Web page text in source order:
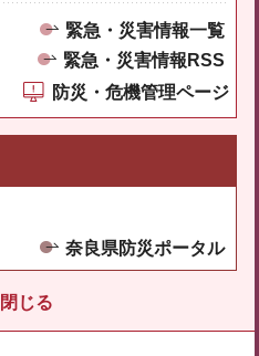
緊急・災害情報一覧
緊急・災害情報RSS
防災・危機管理ページ
奈良県防災ポータル
閉じる